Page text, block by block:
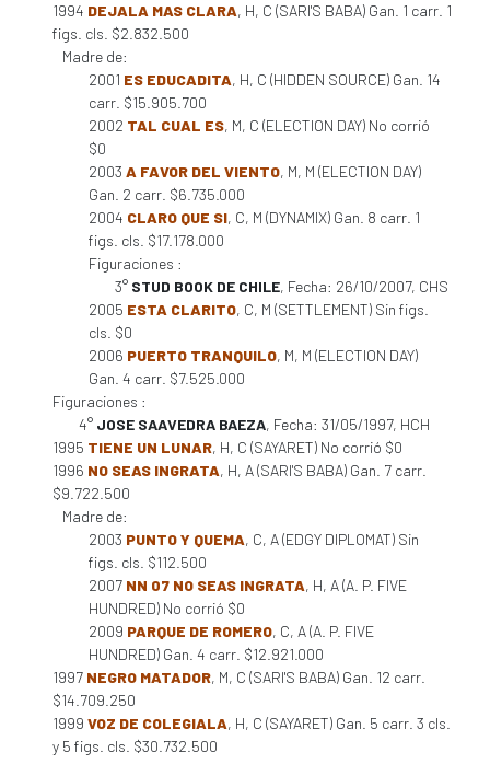
1994 DEJALA MAS CLARA, H, C (SARI'S BABA) Gan. 1 carr. 1
figs. cls. $2.832.500
Madre de:
2001 ES EDUCADITA, H, C (HIDDEN SOURCE) Gan. 14
carr. $15.905.700
2002 TAL CUAL ES, M, C (ELECTION DAY) No corrió
$0
2003 A FAVOR DEL VIENTO, M, M (ELECTION DAY)
Gan. 2 carr. $6.735.000
2004 CLARO QUE SI, C, M (DYNAMIX) Gan. 8 carr. 1
figs. cls. $17.178.000
Figuraciones :
3° STUD BOOK DE CHILE, Fecha: 26/10/2007, CHS
2005 ESTA CLARITO, C, M (SETTLEMENT) Sin figs.
cls. $0
2006 PUERTO TRANQUILO, M, M (ELECTION DAY)
Gan. 4 carr. $7.525.000
Figuraciones :
4° JOSE SAAVEDRA BAEZA, Fecha: 31/05/1997, HCH
1995 TIENE UN LUNAR, H, C (SAYARET) No corrió $0
1996 NO SEAS INGRATA, H, A (SARI'S BABA) Gan. 7 carr.
$9.722.500
Madre de:
2003 PUNTO Y QUEMA, C, A (EDGY DIPLOMAT) Sin
figs. cls. $112.500
2007 NN 07 NO SEAS INGRATA, H, A (A. P. FIVE
HUNDRED) No corrió $0
2009 PARQUE DE ROMERO, C, A (A. P. FIVE
HUNDRED) Gan. 4 carr. $12.921.000
1997 NEGRO MATADOR, M, C (SARI'S BABA) Gan. 12 carr.
$14.709.250
1999 VOZ DE COLEGIALA, H, C (SAYARET) Gan. 5 carr. 3 cls.
y 5 figs. cls. $30.732.500